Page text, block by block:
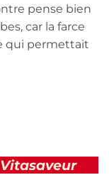
pense bien
car la farce
qui permettait